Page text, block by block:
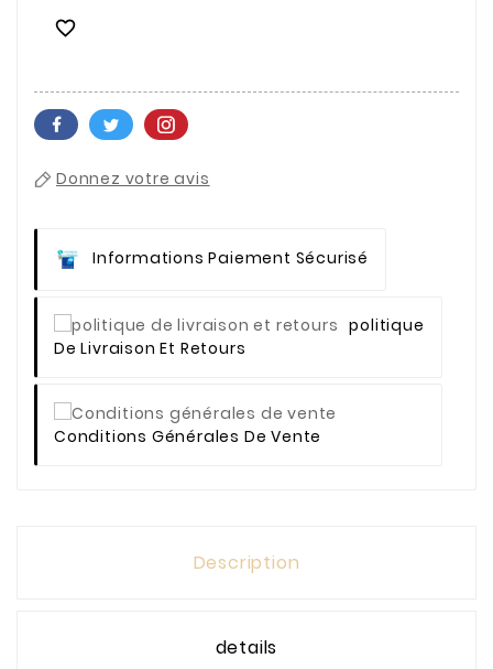

Donnez votre avis
Informations Paiement Sécurisé
Politique
De Livraison Et Retours
Conditions Générales De Vente
Description
details